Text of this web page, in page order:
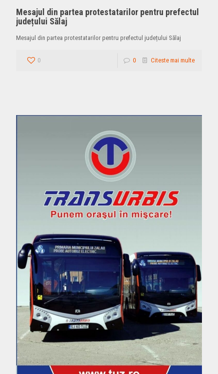
Mesajul din partea protestatarilor pentru prefectul
județului Sălaj
Mesajul din partea protestatarilor pentru prefectul județului Sălaj
0 0 Citeste mai multe